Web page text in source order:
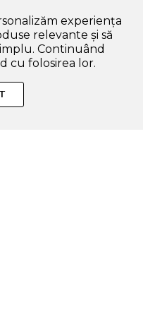
formulata cu formula
contribuie la obtinerea
experiența
relevante și să
Continuând
cu folosirea lor.